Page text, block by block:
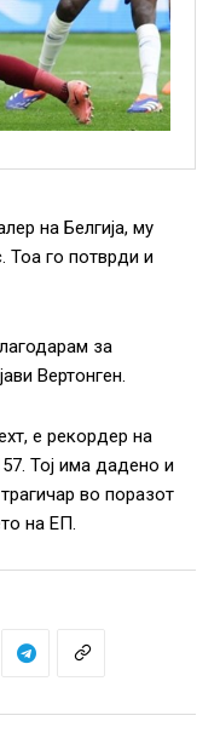
на Белгија, му
Тоа го потврди и
за
Вертонген.
е рекордер на
Тој има дадено и
во поразот
на ЕП.